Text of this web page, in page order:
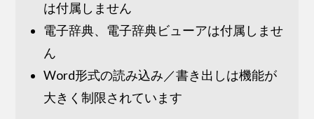
は付属しません
電子辞典、電子辞典ビューアは付属しませ
ん
Word形式の読み込み／書き出しは機能が
大きく制限されています